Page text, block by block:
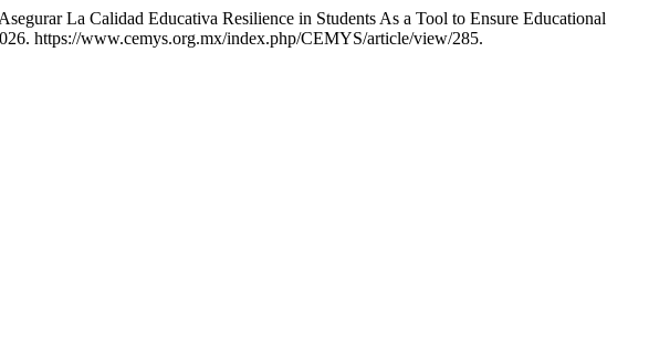
La Calidad Educativa Resilience in Students As a Tool to Ensure Educational
https://www.cemys.org.mx/index.php/CEMYS/article/view/285.